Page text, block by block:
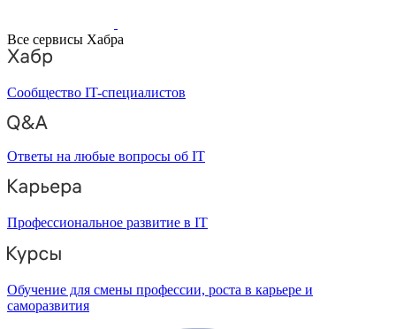
Все сервисы Хабра
Сообщество IT-специалистов
Ответы на любые вопросы об IT
Профессиональное развитие в IT
Обучение для смены профессии, роста в карьере и
саморазвития